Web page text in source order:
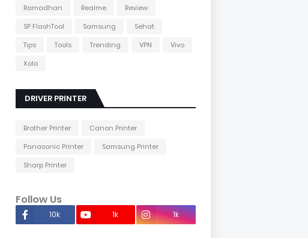
Ramadhan
Realme
Review
SP FlashTool
Samsung
Sehat
Tips
Tools Trending VPN
Vivo
Xolo
DRIVER PRINTER
Brother Printer
Canon Printer
Panasonic Printer
Samsung Printer
Sharp Printer
Follow Us
10k 1k 1k